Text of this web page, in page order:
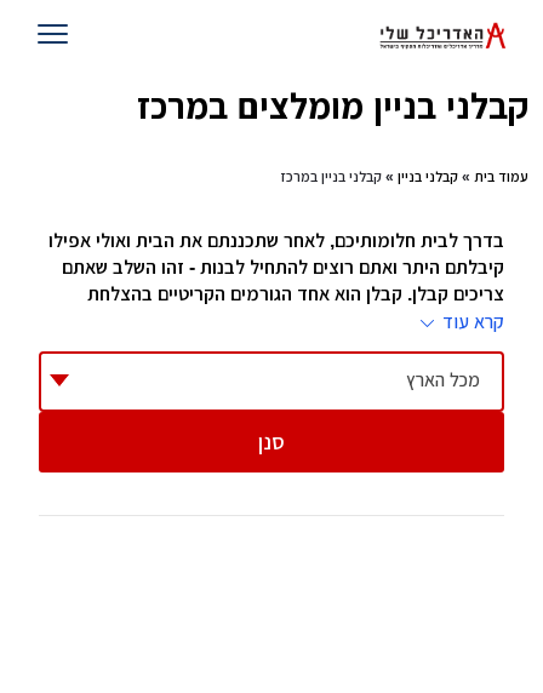
קבלני בניין מומלצים במרכז
עמוד בית » קבלני בניין » קבלני בניין במרכז
בדרך לבית חלומותיכם, לאחר שתכננתם את הבית ואולי אפילו
קיבלתם היתר ואתם רוצים להתחיל לבנות - זהו השלב שאתם
צריכים קבלן. קבלן הוא אחד הגורמים הקריטיים בהצלחת
הפרוייקט וחשוב מאוד לבחור בזהירות, בסבלנות ובחוכמה.
קבלני בניין
קרא עוד
מכל הארץ
סנן